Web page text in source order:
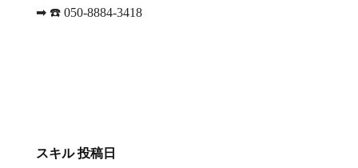
➡︎ ☎️ 050-8884-3418
スキル 投稿日